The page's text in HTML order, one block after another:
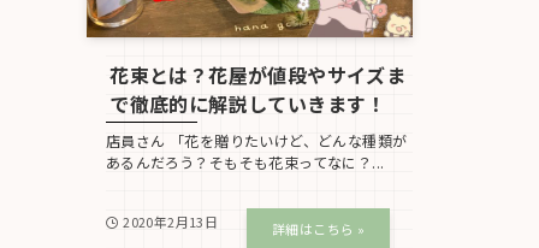
花束とは？花屋が値段やサイズま
で徹底的に解説していきます！
店員さん 「花を贈りたいけど、どんな種類が
あるんだろう？そもそも花束ってなに？...
2020年2月13日